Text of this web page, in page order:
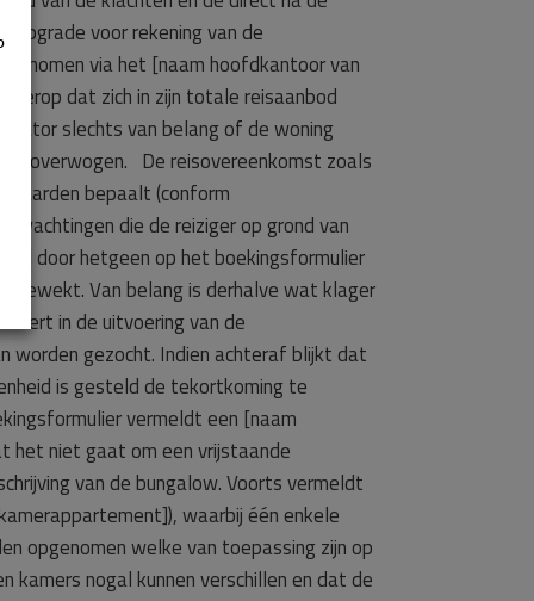
voor rekening van de
via het [naam hoofdkantoor van
erop dat zich in zijn totale reisaanbod
slechts van belang of de woning
overwogen. De reisovereenkomst zoals
bepaalt (conform
die de reiziger op grond van
door hetgeen op het boekingsformulier
gewekt. Van belang is derhalve wat klager
in de uitvoering van de
worden gezocht. Indien achteraf blijkt dat
is gesteld de tekortkoming te
vermeldt een [naam
het niet gaat om een vrijstaande
van de bungalow. Voorts vermeldt
waarbij één enkele
opgenomen welke van toepassing zijn op
kamers nogal kunnen verschillen en dat de